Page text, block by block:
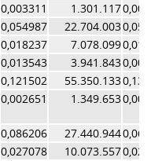
0,003311 1.301.117
0,054987 22.704.003
0,018237 7.078.099
0,013543 3.941.843
0,121502 55.350.133
0,002651 1.349.653
0,086206 27.440.944
0,027078 10.073.557